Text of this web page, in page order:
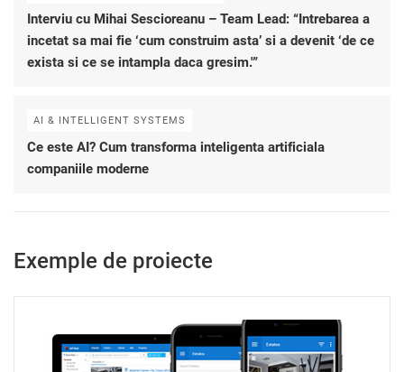
Interviu cu Mihai Sescioreanu – Team Lead: “Intrebarea a
incetat sa mai fie ‘cum construim asta’ si a devenit ‘de ce
exista si ce se intampla daca gresim.'”
AI & INTELLIGENT SYSTEMS
Ce este AI? Cum transforma inteligenta artificiala
companiile moderne
Exemple de proiecte